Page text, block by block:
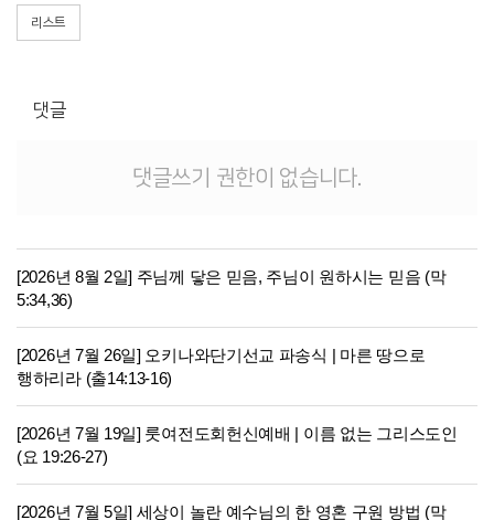
리스트
댓글
댓글쓰기 권한이 없습니다.
[2026년 8월 2일] 주님께 닿은 믿음, 주님이 원하시는 믿음 (막
5:34,36)
[2026년 7월 26일] 오키나와단기선교 파송식 | 마른 땅으로
행하리라 (출14:13-16)
[2026년 7월 19일] 룻여전도회헌신예배 | 이름 없는 그리스도인
(요 19:26-27)
[2026년 7월 5일] 세상이 놀란 예수님의 한 영혼 구원 방법 (막